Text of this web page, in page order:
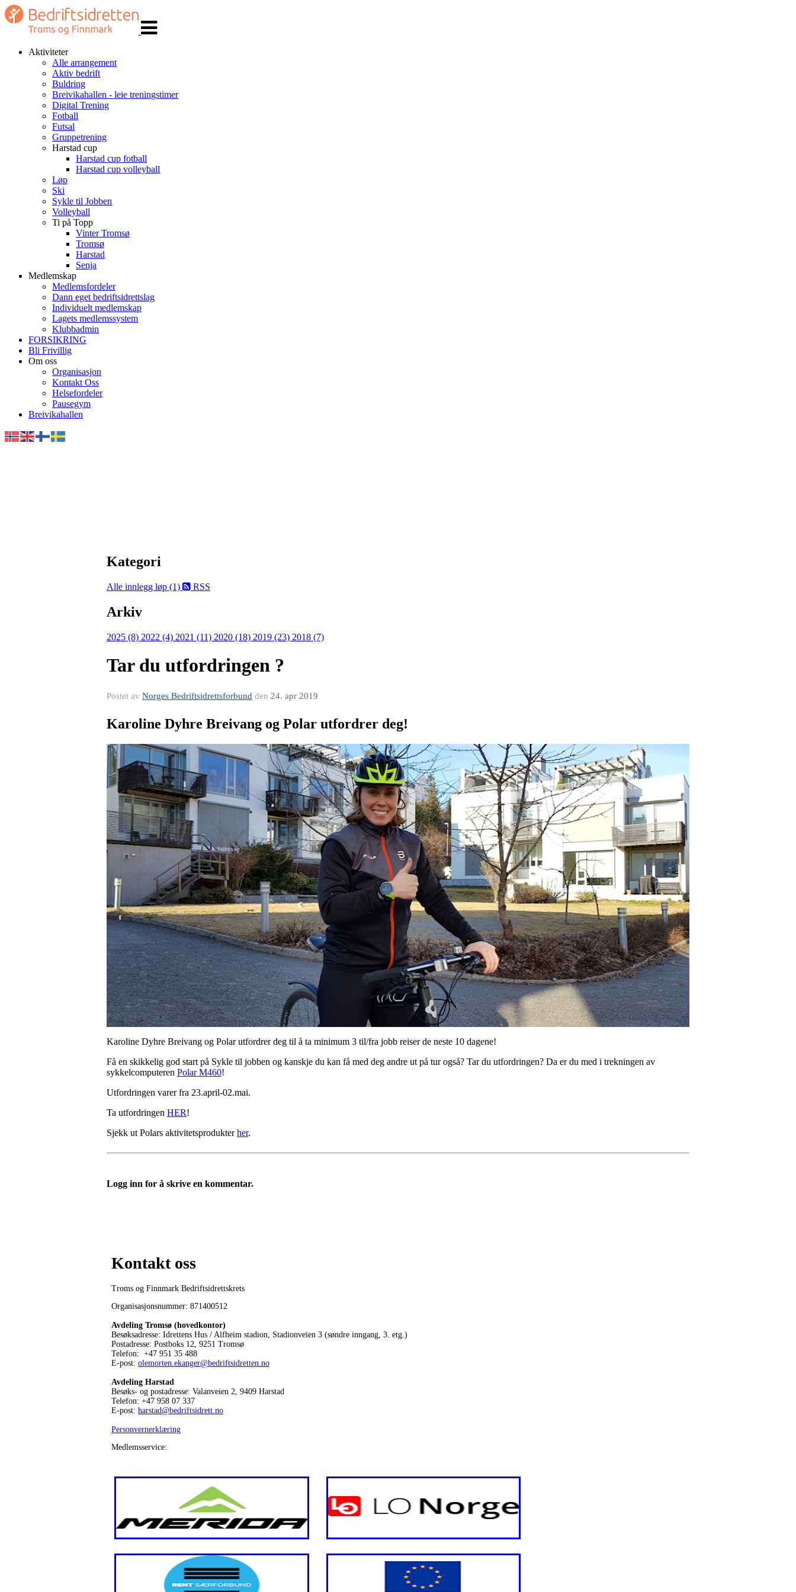
navigasjon
Aktiviteter
Alle arrangement
Aktiv bedrift
Buldring
Breivikahallen - leie treningstimer
Digital Trening
Fotball
Futsal
Gruppetrening
Harstad cup
Harstad cup fotball
Harstad cup volleyball
Løp
Ski
Sykle til Jobben
Volleyball
Ti på Topp
Vinter Tromsø
Tromsø
Harstad
Senja
Medlemskap
Medlemsfordeler
Dann eget bedriftsidrettslag
Individuelt medlemskap
Lagets medlemssystem
Klubbadmin
FORSIKRING
Bli Frivillig
Om oss
Organisasjon
Kontakt Oss
Helsefordeler
Pausegym
Breivikahallen
Kategori
Alle innlegg løp (1) RSS
Arkiv
2025 (8) 2022 (4) 2021 (11) 2020 (18) 2019 (23) 2018 (7)
Tar du utfordringen ?
Postet av Norges Bedriftsidrettsforbund den 24. apr 2019
Karoline Dyhre Breivang og Polar utfordrer deg!
Karoline Dyhre Breivang og Polar utfordrer deg til å ta minimum 3 til/fra jobb reiser de neste 10 dagene!
Få en skikkelig god start på Sykle til jobben og kanskje du kan få med deg andre ut på tur også? Tar du utfordringen? Da er du med i trekningen av
sykkelcomputeren Polar M460!
Utfordringen varer fra 23.april-02.mai.
Ta utfordringen HER!
Sjekk ut Polars aktivitetsprodukterher.
Logg inn for å skrive en kommentar.
Kontakt oss
Troms og Finnmark Bedriftsidrettskrets
Organisasjonsnummer: 871400512
Avdeling Tromsø (hovedkontor)
Besøksadresse: Idrettens Hus / Alfheim stadion, Stadionveien 3 (søndre inngang, 3. etg.)
Postadresse: Postboks 12, 9251 Tromsø
Telefon: +47 951 35 488
E-post: olemorten.ekanger@bedriftsidretten.no
Avdeling Harstad
Besøks- og postadresse: Valanveien 2, 9409 Harstad
Telefon: +47 958 07 337
E-post: harstad@bedriftsidrett.no
Personvernerklæring
Medlemsservice: